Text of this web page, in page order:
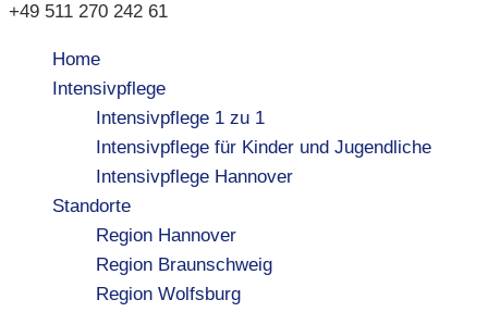
+49 511 270 242 61
Home
Intensivpflege
Intensivpflege 1 zu 1
Intensivpflege für Kinder und Jugendliche
Intensivpflege Hannover
Standorte
Region Hannover
Region Braunschweig
Region Wolfsburg